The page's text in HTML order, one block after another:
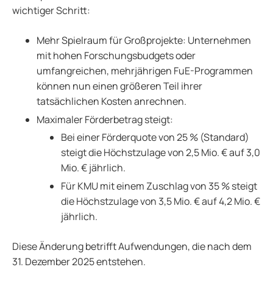
wichtiger Schritt:
Mehr Spielraum für Großprojekte: Unternehmen
mit hohen Forschungsbudgets oder
umfangreichen, mehrjährigen FuE-Programmen
können nun einen größeren Teil ihrer
tatsächlichen Kosten anrechnen.
Maximaler Förderbetrag steigt:
Bei einer Förderquote von 25 % (Standard)
steigt die Höchstzulage von 2,5 Mio. € auf 3,0
Mio. € jährlich.
Für KMU mit einem Zuschlag von 35 % steigt
die Höchstzulage von 3,5 Mio. € auf 4,2 Mio. €
jährlich.
Diese Änderung betrifft Aufwendungen, die nach dem
31. Dezember 2025 entstehen.